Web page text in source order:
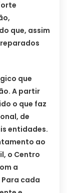
que, assim
que
A partir
o que faz
de
entidades.
ao
o Centro
a
cada